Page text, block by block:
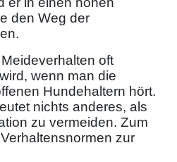
den Weg der
oft
wenn man die
Hundehaltern hört.
nichts anderes, als
zu vermeiden. Zum
zur